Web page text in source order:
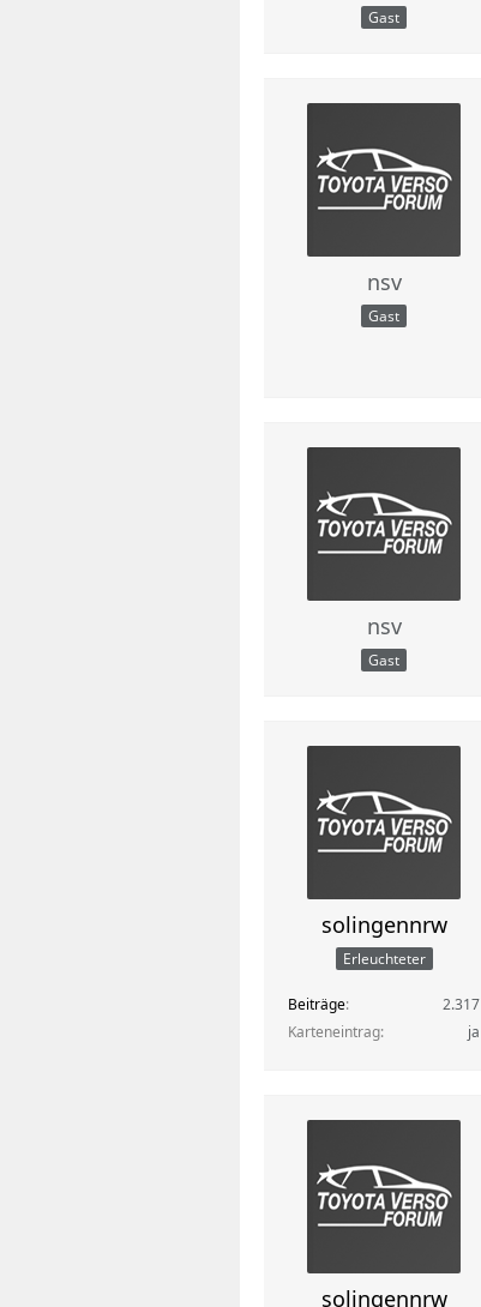
Gast
nsv
Gast
nsv
Gast
solingennrw
Erleuchteter
Beiträge
2.317
Karteneintrag
ja
solingennrw